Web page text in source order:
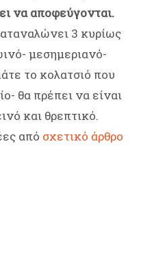
να αποφεύγονται.
3 κυρίως
μεσημεριανό-
το κολατσιό που
θα πρέπει να είναι
και θρεπτικό.
από σχετικό άρθρο